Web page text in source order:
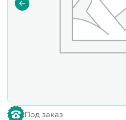
Под заказ